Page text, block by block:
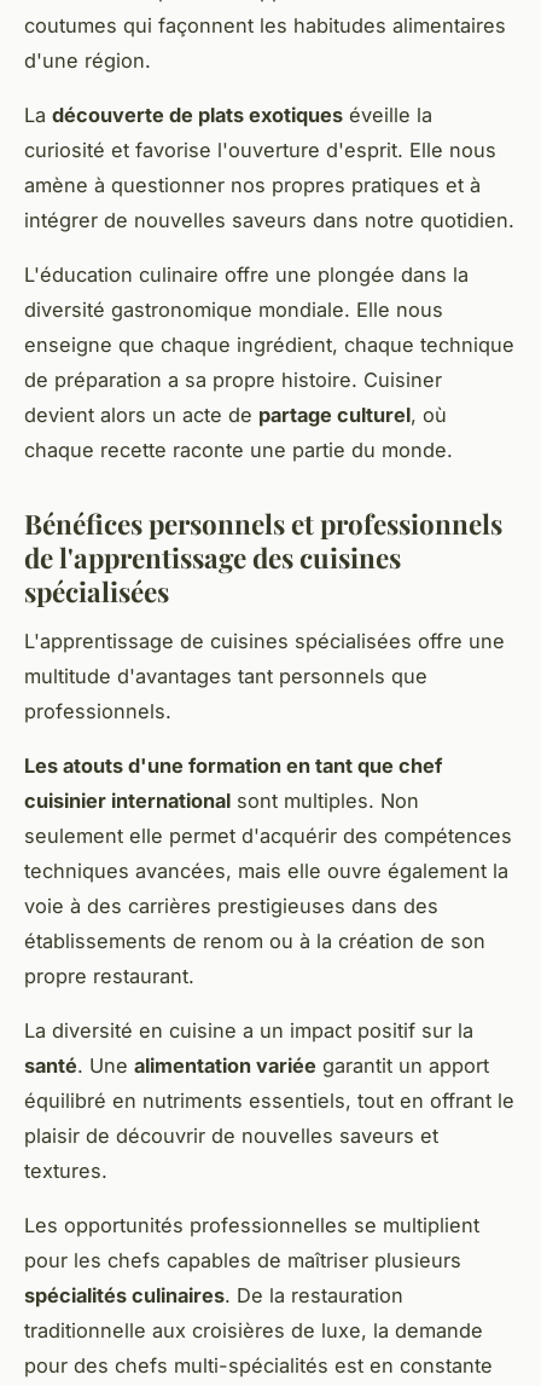
coutumes qui façonnent les habitudes alimentaires
d'une région.
La découverte de plats exotiques éveille la
curiosité et favorise l'ouverture d'esprit. Elle nous
amène à questionner nos propres pratiques et à
intégrer de nouvelles saveurs dans notre quotidien.
L'éducation culinaire offre une plongée dans la
diversité gastronomique mondiale. Elle nous
enseigne que chaque ingrédient, chaque technique
de préparation a sa propre histoire. Cuisiner
devient alors un acte de partage culturel, où
chaque recette raconte une partie du monde.
Bénéfices personnels et professionnels
de l'apprentissage des cuisines
spécialisées
L'apprentissage de cuisines spécialisées offre une
multitude d'avantages tant personnels que
professionnels.
Les atouts d'une formation en tant que chef
cuisinier international sont multiples. Non
seulement elle permet d'acquérir des compétences
techniques avancées, mais elle ouvre également la
voie à des carrières prestigieuses dans des
établissements de renom ou à la création de son
propre restaurant.
La diversité en cuisine a un impact positif sur la
santé. Une alimentation variée garantit un apport
équilibré en nutriments essentiels, tout en offrant le
plaisir de découvrir de nouvelles saveurs et
textures.
Les opportunités professionnelles se multiplient
pour les chefs capables de maîtriser plusieurs
spécialités culinaires. De la restauration
traditionnelle aux croisières de luxe, la demande
pour des chefs multi-spécialités est en constante